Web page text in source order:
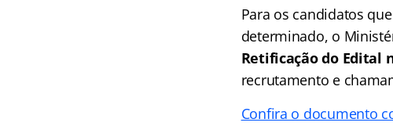
Para os candidatos
determinado, o
Retificação do Edital
recrutamento e
Confira o documento